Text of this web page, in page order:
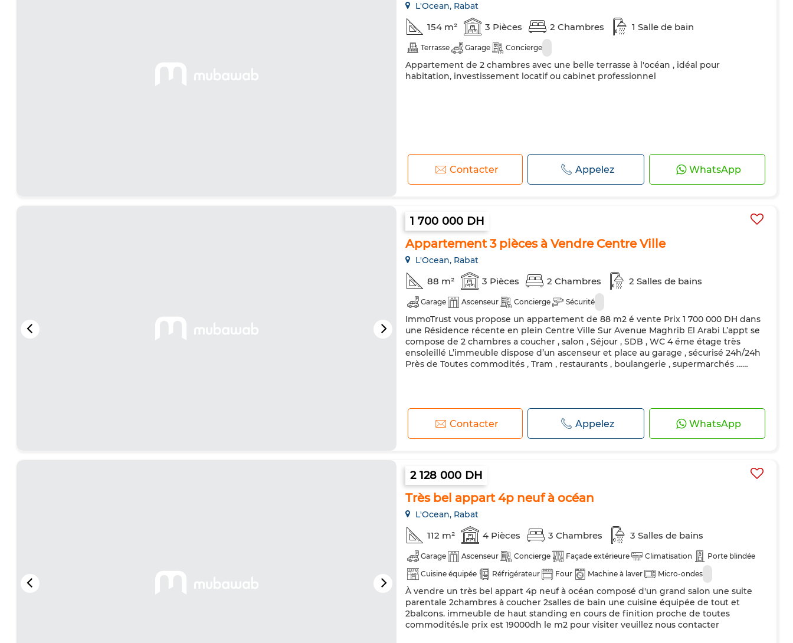
L'Ocean, Rabat
154 m² 3 Pièces 2 Chambres 1 Salle de bain
Terrasse Garage Concierge
Appartement de 2 chambres avec une belle terrasse à l'océan , idéal pour
habitation, investissement locatif ou cabinet professionnel
Contacter Appelez WhatsApp
1 700 000 DH
Appartement 3 pièces à Vendre Centre Ville
L'Ocean, Rabat
88 m² 3 Pièces 2 Chambres 2 Salles de bains
Garage Ascenseur Concierge Sécurité
ImmoTrust vous propose un appartement de 88 m2 é vente Prix 1 700 000 DH dans
une Résidence récente en plein Centre Ville Sur Avenue Maghrib El Arabi L’appt se
compose de 2 chambres a coucher , salon , Séjour , SDB , WC 4 éme étage très
ensoleillé L’immeuble dispose d’un ascenseur et place au garage , sécurisé 24h/24h
Près de Toutes commodités , Tram , restaurants , boulangerie , supermarchés ……
Contacter Appelez WhatsApp
2 128 000 DH
Très bel appart 4p neuf à océan
L'Ocean, Rabat
112 m² 4 Pièces 3 Chambres 3 Salles de bains
Garage Ascenseur Concierge Façade extérieure Climatisation
Porte blindée
Cuisine équipée
Réfrigérateur Four Machine à laver Micro-ondes
À vendre un très bel appart 4p neuf à océan composé d'un grand salon une suite
parentale 2chambres à coucher 2salles de bain une cuisine équipée de tout et
2balcons. immeuble de haut standing en cours de finition proche de toutes
commodités.le prix est 19000dh le m2 pour visiter veuillez nous contacter